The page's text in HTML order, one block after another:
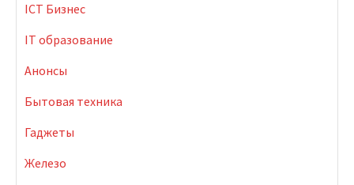
ICT Бизнес
IT образование
Анонсы
Бытовая техника
Гаджеты
Железо